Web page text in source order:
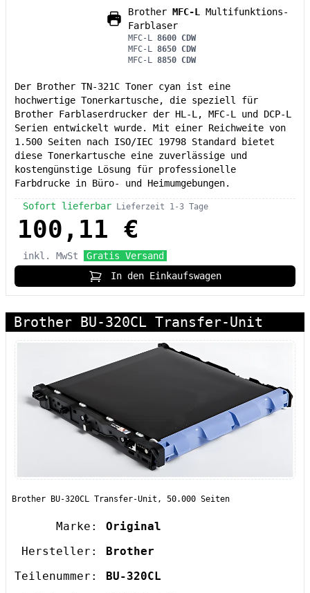
Brother MFC-L
Multifunktions-
Farblaser
MFC-L 8600 CDW
MFC-L 8650 CDW
MFC-L 8850 CDW
Der Brother TN-321C Toner cyan ist eine
hochwertige Tonerkartusche, die speziell für
Brother Farblaserdrucker der HL-L, MFC-L und DCP-L
Serien entwickelt wurde. Mit einer Reichweite von
1.500 Seiten nach ISO/IEC 19798 Standard bietet
diese Tonerkartusche eine zuverlässige und
kostengünstige Lösung für professionelle
Farbdrucke in Büro- und Heimumgebungen.
Sofort lieferbar Lieferzeit 1-3 Tage
100,11 €
inkl. MwSt
Gratis Versand
In den Einkaufswagen
Brother BU-320CL Transfer-Unit
Brother BU-320CL Transfer-Unit, 50.000 Seiten
Marke:
Original
Hersteller:
Brother
Teilenummer:
BU-320CL